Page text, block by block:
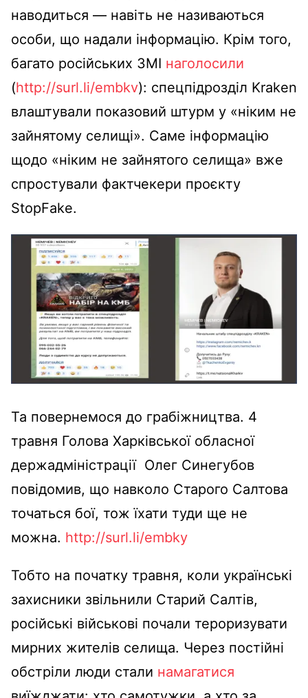
наводиться — навіть не називаються
особи, що надали інформацію. Крім того,
багато російських ЗМІ наголосили
(http://surl.li/embkv): спецпідрозділ Kraken
влаштували показовий штурм у «ніким не
зайнятому селищі». Саме інформацію
щодо «ніким не зайнятого селища» вже
спростували фактчекери проєкту
StopFake.
Та повернемося до грабіжництва. 4
травня Голова Харківської обласної
держадміністрації Олег Синегубов
повідомив, що навколо Старого Салтова
точаться бої, тож їхати туди ще не
можна. http://surl.li/embky
Тобто на початку травня, коли українські
захисники звільнили Старий Салтів,
російські військові почали тероризувати
мирних жителів селища. Через постійні
обстріли люди стали намагатися